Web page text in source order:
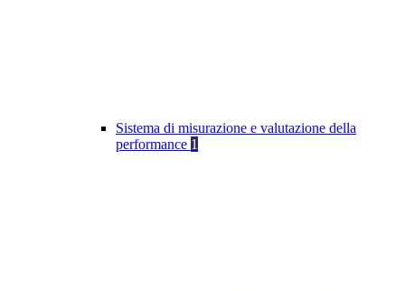
Sistema di misurazione e valutazione della
performance 1